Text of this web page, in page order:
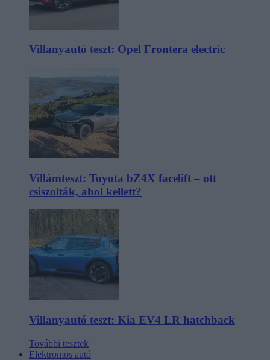
Villanyautó teszt: Opel Frontera electric
Villámteszt: Toyota bZ4X facelift – ott
csiszolták, ahol kellett?
Villanyautó teszt: Kia EV4 LR hatchback
További tesztek
Elektromos autó